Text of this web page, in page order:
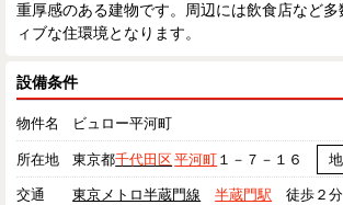
重厚感のある建物です。周辺には飲食店など
ィブな住環境となります。
設備条件
物件名 ビュロー平河町
所在地 東京都千代田区平河町 １－７－１６
交通 東京メトロ半蔵門線 半蔵門駅 徒歩２分